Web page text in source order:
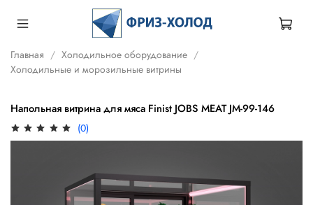
Главная
Холодильное оборудование
Холодильные и морозильные витрины
Напольная витрина для мяса Finist JOBS MEAT JM-99-146
(0)